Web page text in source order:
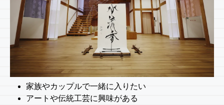
家族やカップルで一緒に入りたい
アートや伝統工芸に興味がある